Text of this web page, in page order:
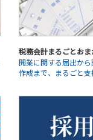
税務会計まるごとお
開業に関する届出か
作成まで、まるごと支